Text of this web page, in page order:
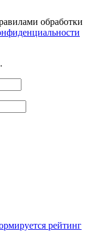
обработки
рейтинг